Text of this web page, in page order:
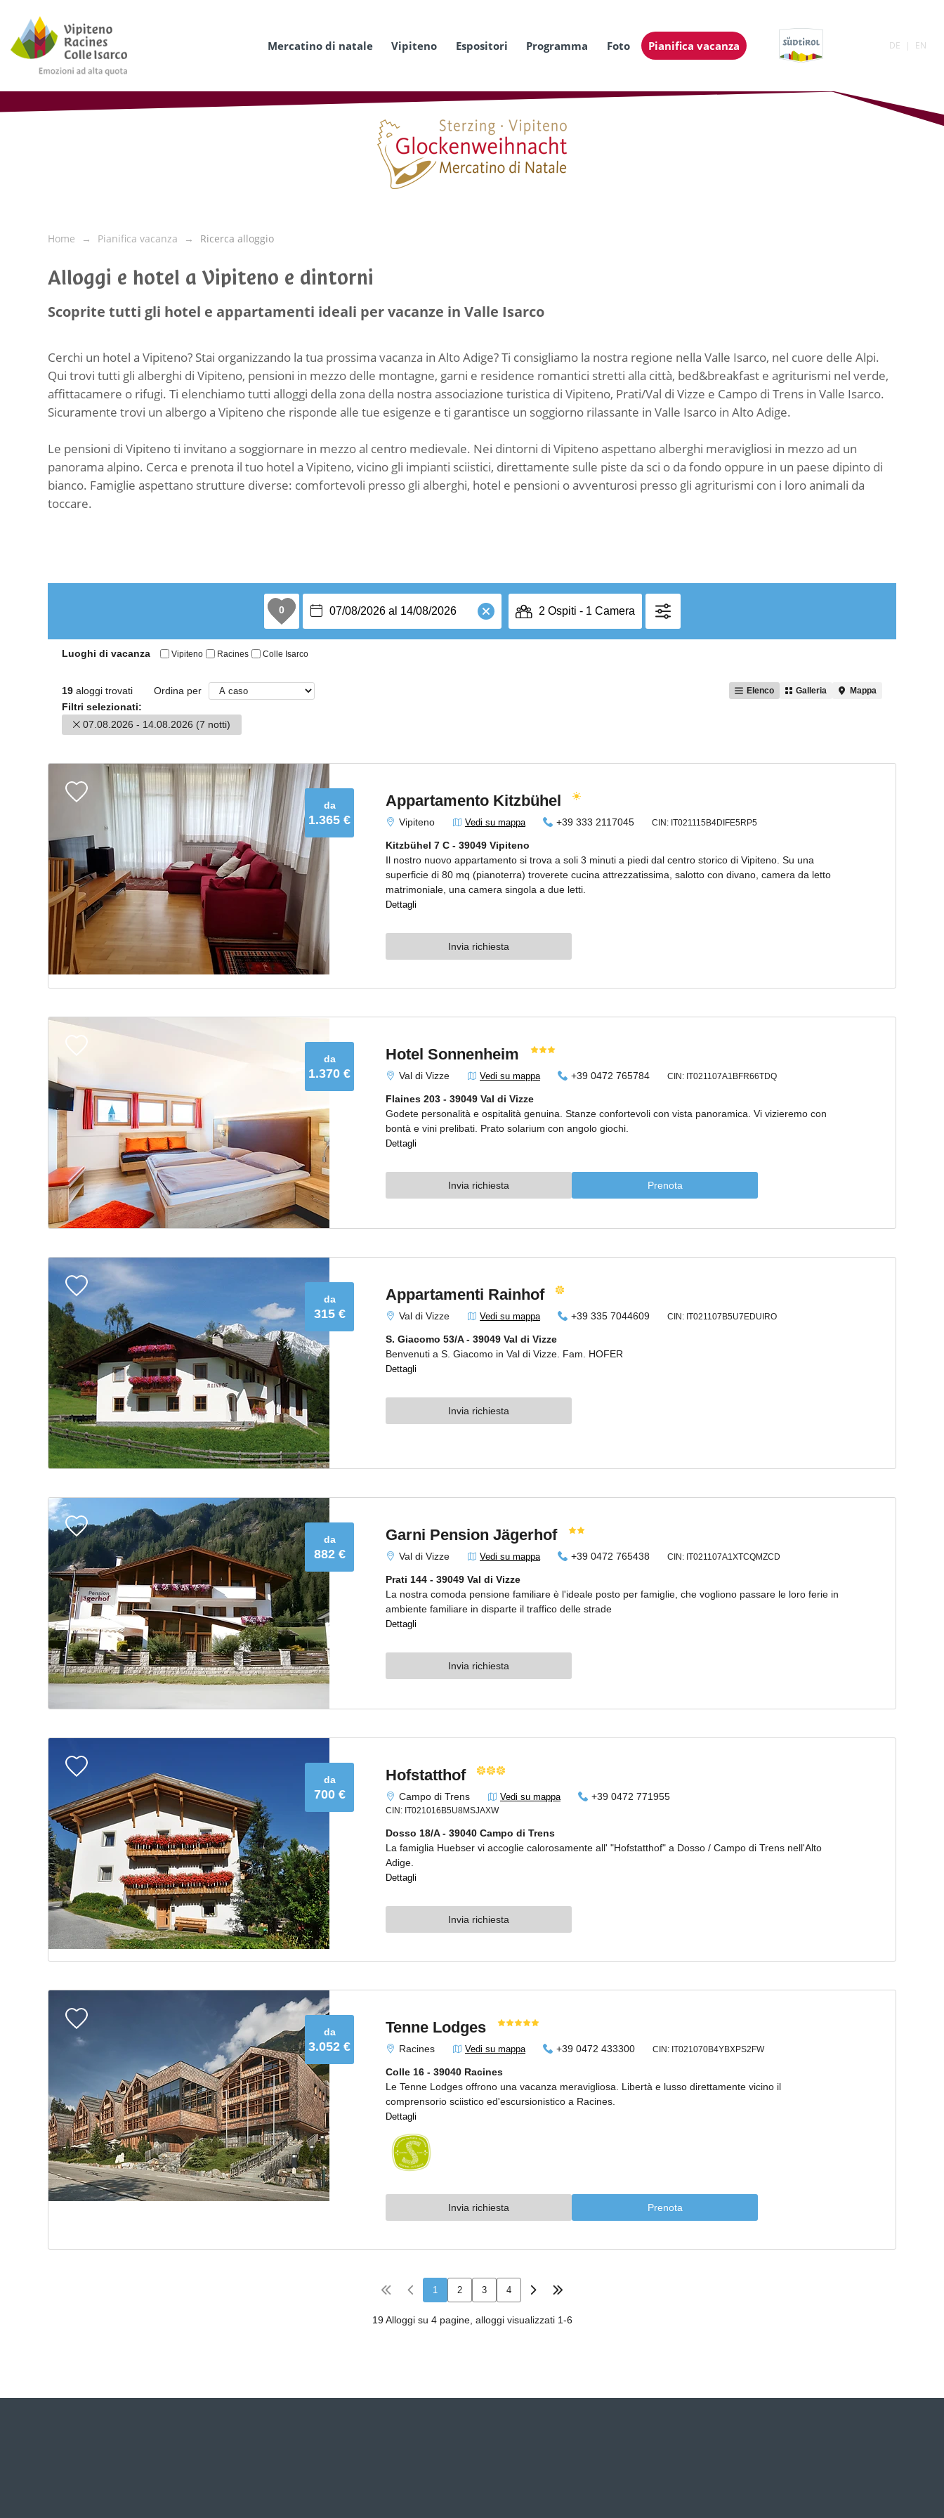
Mercatino di natale Vipiteno Espositori Programma Foto Pianifica vacanza DE EN
Home Pianifica vacanza Ricerca alloggio
Alloggi e hotel a Vipiteno e dintorni
Scoprite tutti gli hotel e appartamenti ideali per vacanze in Valle Isarco
Cerchi un hotel a Vipiteno? Stai organizzando la tua prossima vacanza in Alto Adige? Ti consigliamo la nostra regione nella Valle Isarco, nel cuore delle Alpi.
Qui trovi tutti gli alberghi di Vipiteno, pensioni in mezzo delle montagne, garni e residence romantici stretti alla città, bed&breakfast e agriturismi nel verde,
affittacamere o rifugi. Ti elenchiamo tutti alloggi della zona della nostra associazione turistica di Vipiteno, Prati/Val di Vizze e Campo di Trens in Valle Isarco.
Sicuramente trovi un albergo a Vipiteno che risponde alle tue esigenze e ti garantisce un soggiorno rilassante in Valle Isarco in Alto Adige.
Le pensioni di Vipiteno ti invitano a soggiornare in mezzo al centro medievale. Nei dintorni di Vipiteno aspettano alberghi meravigliosi in mezzo ad un
panorama alpino. Cerca e prenota il tuo hotel a Vipiteno, vicino gli impianti sciistici, direttamente sulle piste da sci o da fondo oppure in un paese dipinto di
bianco. Famiglie aspettano strutture diverse: comfortevoli presso gli alberghi, hotel e pensioni o avventurosi presso gli agriturismi con i loro animali da
toccare.